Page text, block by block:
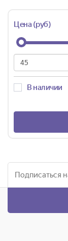
Цена (руб)
В наличии